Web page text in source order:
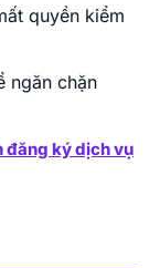
quyền kiểm
ngăn chặn
đăng ký dịch vụ